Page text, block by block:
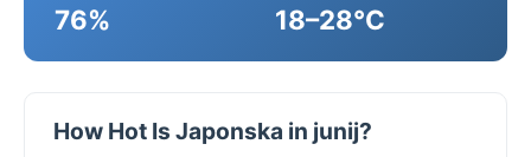
76% 18–28°C
How Hot Is Japonska in junij?